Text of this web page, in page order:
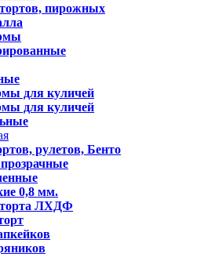
пирожных
для куличей
для куличей
рулетов, Бенто
0,8 мм.
ЛХДФ